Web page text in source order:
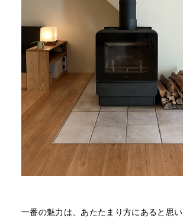
一番の魅力は、あたたまり方にあると思